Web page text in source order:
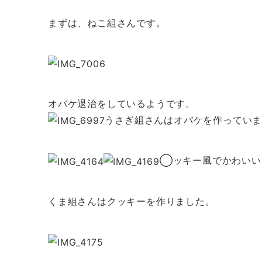
まずは、ねこ組さんです。
オバケ退治をしているようです。
うさぎ組さんはオバケを作っていま
◯ッキー風でかわい
くま組さんはクッキーを作りました。